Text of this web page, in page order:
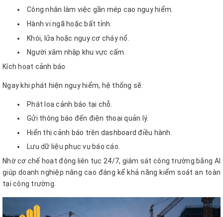
Công nhân làm việc gần mép cao nguy hiểm.
Hành vi ngã hoặc bất tỉnh.
Khói, lửa hoặc nguy cơ cháy nổ.
Người xâm nhập khu vực cấm.
Kích hoạt cảnh báo
Ngay khi phát hiện nguy hiểm, hệ thống sẽ:
Phát loa cảnh báo tại chỗ.
Gửi thông báo đến điện thoại quản lý.
Hiển thị cảnh báo trên dashboard điều hành.
Lưu dữ liệu phục vụ báo cáo.
Nhờ cơ chế hoạt động liên tục 24/7, giám sát công trường bằng AI
giúp doanh nghiệp nâng cao đáng kể khả năng kiểm soát an toàn
tại công trường.